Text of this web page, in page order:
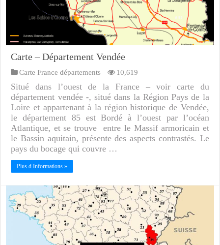
Carte – Département Vendée
Carte France départements 10,619
Situé dans l’ouest de la France – voir carte du
département vendée -, situé dans la Région Pays de la
Loire et appartenant à la région historique de Vendée,
le département 85 est Bordé à l’ouest par l’océan
Atlantique, et se trouve entre le Massif armoricain et
le Bassin aquitain, présente des aspects contrastés. Le
pays du bocage qui couvre …
Plus d Informations »